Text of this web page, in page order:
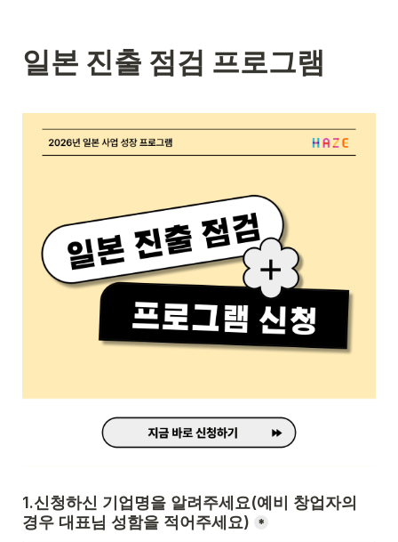
일본 진출 점검 프로그램
1.신청하신 기업명을 알려주세요(예비 창업자의
경우 대표님 성함을 적어주세요)
*